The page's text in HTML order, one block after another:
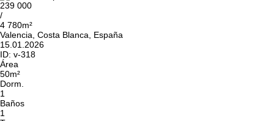
239 000
/
4 780m²
Valencia, Costa Blanca, España
15.01.2026
ID: v-318
Área
50m²
Dorm.
1
Baños
1